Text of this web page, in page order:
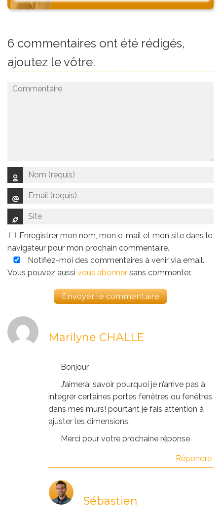
6 commentaires ont été rédigés,
ajoutez le vôtre.
Enregistrer mon nom, mon e-mail et mon site dans le
navigateur pour mon prochain commentaire.
Notifiez-moi des commentaires à venir via email.
Vous pouvez aussi vous abonner sans commenter.
Marilyne CHALLE
Bonjour
J’aimerai savoir pourquoi je n’arrive pas à
intégrer certaines portes fenêtres ou fenêtres
dans mes murs! pourtant je fais attention à
ajuster les dimensions.
Merci pour votre prochaine réponse
Répondre
Sébastien